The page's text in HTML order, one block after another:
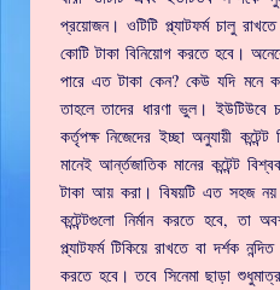
প্রয়োজন। ওটিটি প্ল্যাটফর্ম চালু
কোটি টাকা বিনিয়োগ করতে হবে।
পারে এত টাকা কেন? কেউ যদি মনে
তাহলে তাদের ধারণা ভুল। ইউটিউবে
কর্তৃপক্ষ নিজেদের ইচ্ছা অনুযায়ী
মানেই আর্ন্তজাতিক মানের কন্টেন্ট
টাকা আয় করা। বিষয়টি এত সহজ নয়।
কন্টেন্টগুলো নির্মান করতে হবে, তা
প্ল্যাটফর্ম টিকিয়ে রাখতে বা দর্শক
করতে হবে। তবে সিনেমা ছাড়া শুধুমাত্র